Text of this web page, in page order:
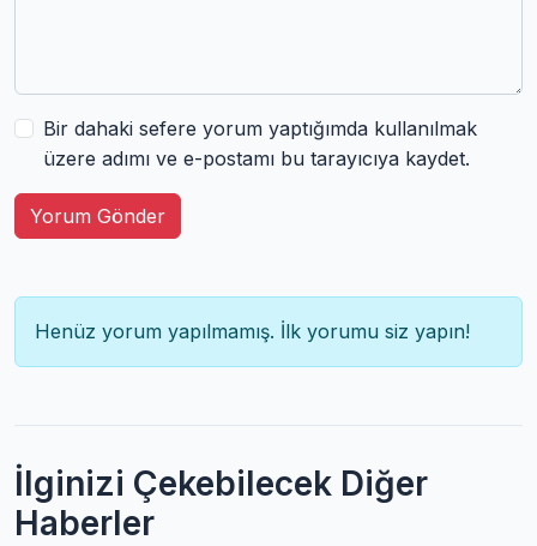
Bir dahaki sefere yorum yaptığımda kullanılmak
üzere adımı ve e-postamı bu tarayıcıya kaydet.
Yorum Gönder
Henüz yorum yapılmamış. İlk yorumu siz yapın!
İlginizi Çekebilecek Diğer
Haberler